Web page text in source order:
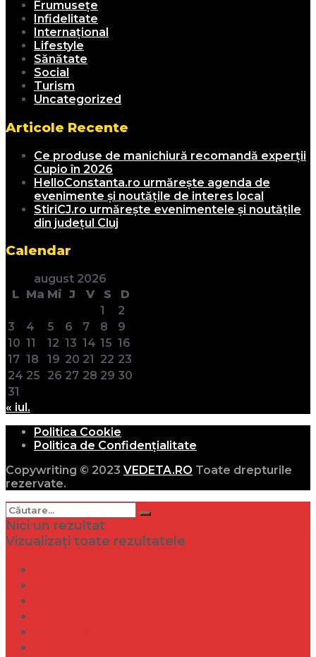
Frumusețe
Infidelitate
Internațional
Lifestyle
Sănătate
Social
Turism
Uncategorized
Articole Recente
Ce produse de manichiură recomandă experții
Cupio în 2026
HelloConstanta.ro urmărește agenda de
evenimente și noutățile de interes local
StiriCJ.ro urmărește evenimentele și noutățile
din județul Cluj
Calendar
august 2026
L Ma Mi J V S
D
1
2
3
4 5 6 7 8
9
10 11 12 13 14 15 16
17 18 19 20 21 22 23
24 25 26 27 28 29 30
31
« iul.
Politica Cookie
Politica de Confidențialitate
Copywriting © 2023 VEDETA.RO Toate drepturile
rezervate.
Nici un rezultat
Vizualizați toate rezultatele